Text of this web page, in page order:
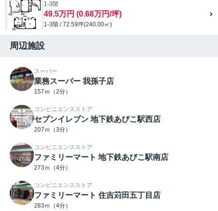
1-3階
49.5万円 (0.68万円/坪)
1-3階 / 72.59坪(240.00㎡)
周辺施設
スーパー
業務スーパー 我孫子店
157ｍ（2分）
コンビニエンスストア
セブンイレブン 地下鉄あびこ駅西店
207ｍ（3分）
コンビニエンスストア
ファミリーマート 地下鉄あびこ駅南店
273ｍ（4分）
コンビニエンスストア
ファミリーマート 住吉苅田五丁目店
283ｍ（4分）